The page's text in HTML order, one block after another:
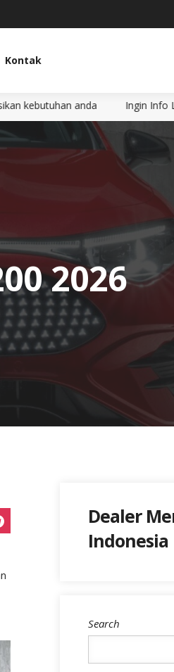
Kontak
Ingin Info Lebih Cepat? Hubungi
2026
Dealer
Indonesia
Search